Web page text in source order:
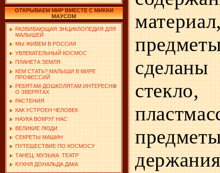
ОТКРЫВАЕМ МИР ВМЕСТЕ С МИККИ
МАУСОМ
РАЗВИВАЮЩАЯ ЭНЦИКЛОПЕДИЯ ДЛЯ
МАЛЫШЕЙ
МЫ ЖИВЕМ В РОССИИ
УВЛЕКАТЕЛЬНЫЙ КОСМОС
ПЛАНЕТА ЗЕМЛЯ
КЕМ СТАТЬ? МАЛЫШИ В МИРЕ
ПРОФЕССИЙ
РЕБЯТАМ-ДОШКОЛЯТАМ ИНТЕРЕСНО
О ЗВЕРЯТАХ
РАСТЕНИЯ
КАК УСТРОЕН ЧЕЛОВЕК
НАУКА ВОКРУГ НАС
ВЕЛИКИЕ ЛЮДИ
СЕКРЕТЫ МАШИН
ПУТЕШЕСТВИЕ ПО КОСМОСУ
ТАНЕЦ. МУЗЫКА. ТЕАТР
КУХНЯ ДОНАЛЬДА ДАКА